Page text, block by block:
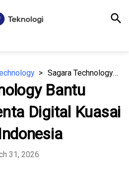
search
Sagara Technology Bantu 10.000+ Talenta Digital Kuasai AI & Coding Indonesia
Bantu
Digital Kuasai
31, 2026